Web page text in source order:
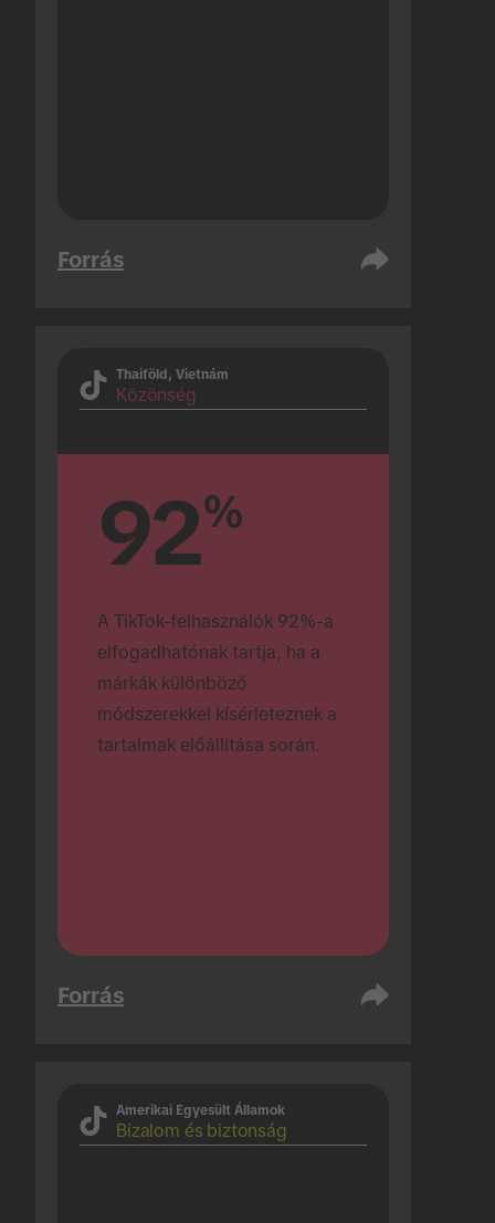
Forrás
Thaiföld, Vietnám
Közönség
92%
A TikTok-felhasználók 92%-a
elfogadhatónak tartja, ha a
márkák különböző
módszerekkel kísérleteznek a
tartalmak előállítása során.
Forrás
Amerikai Egyesült Államok
Bizalom és biztonság